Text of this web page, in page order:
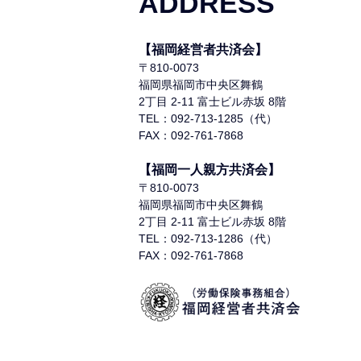
【福岡経営者共済会】
〒810-0073
福岡県福岡市中央区舞鶴
2丁目 2-11 富士ビル赤坂 8階
TEL：092-713-1285（代）
FAX：092-761-7868
【福岡一人親方共済会】
〒810-0073
福岡県福岡市中央区舞鶴
2丁目 2-11 富士ビル赤坂 8階
TEL：092-713-1286（代）
FAX：092-761-7868